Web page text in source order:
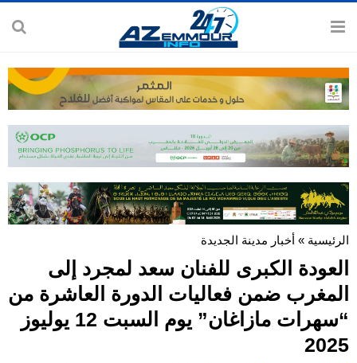
الرئيسية » أخبار مدينة الجديدة
العودة الكبرى للفنان سعد لمجرد إلى
المغرب ضمن فعاليات الدورة العاشرة من
“سهرات مازاغان” يوم السبت 12 يوليوز
2025